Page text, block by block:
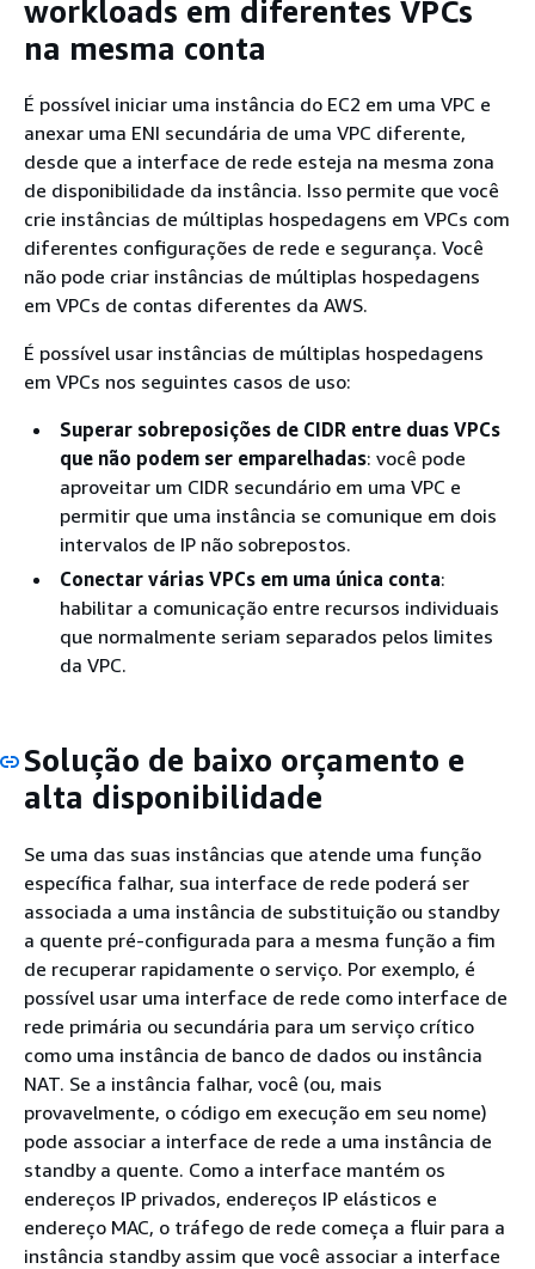
workloads em diferentes VPCs
na mesma conta
É possível iniciar uma instância do EC2 em uma VPC e
anexar uma ENI secundária de uma VPC diferente,
desde que a interface de rede esteja na mesma zona
de disponibilidade da instância. Isso permite que você
crie instâncias de múltiplas hospedagens em VPCs com
diferentes configurações de rede e segurança. Você
não pode criar instâncias de múltiplas hospedagens
em VPCs de contas diferentes da AWS.
É possível usar instâncias de múltiplas hospedagens
em VPCs nos seguintes casos de uso:
Superar sobreposições de CIDR entre duas VPCs
que não podem ser emparelhadas: você pode
aproveitar um CIDR secundário em uma VPC e
permitir que uma instância se comunique em dois
intervalos de IP não sobrepostos.
Conectar várias VPCs em uma única conta:
habilitar a comunicação entre recursos individuais
que normalmente seriam separados pelos limites
da VPC.
Solução de baixo orçamento e
alta disponibilidade
Se uma das suas instâncias que atende uma função
específica falhar, sua interface de rede poderá ser
associada a uma instância de substituição ou standby
a quente pré-configurada para a mesma função a fim
de recuperar rapidamente o serviço. Por exemplo, é
possível usar uma interface de rede como interface de
rede primária ou secundária para um serviço crítico
como uma instância de banco de dados ou instância
NAT. Se a instância falhar, você (ou, mais
provavelmente, o código em execução em seu nome)
pode associar a interface de rede a uma instância de
standby a quente. Como a interface mantém os
endereços IP privados, endereços IP elásticos e
endereço MAC, o tráfego de rede começa a fluir para a
instância standby assim que você associar a interface